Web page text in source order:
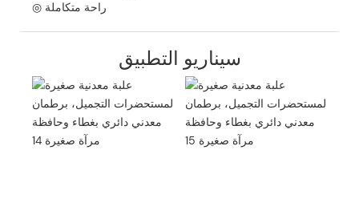
◎ راحة متكاملة
سيناريو التطبيق